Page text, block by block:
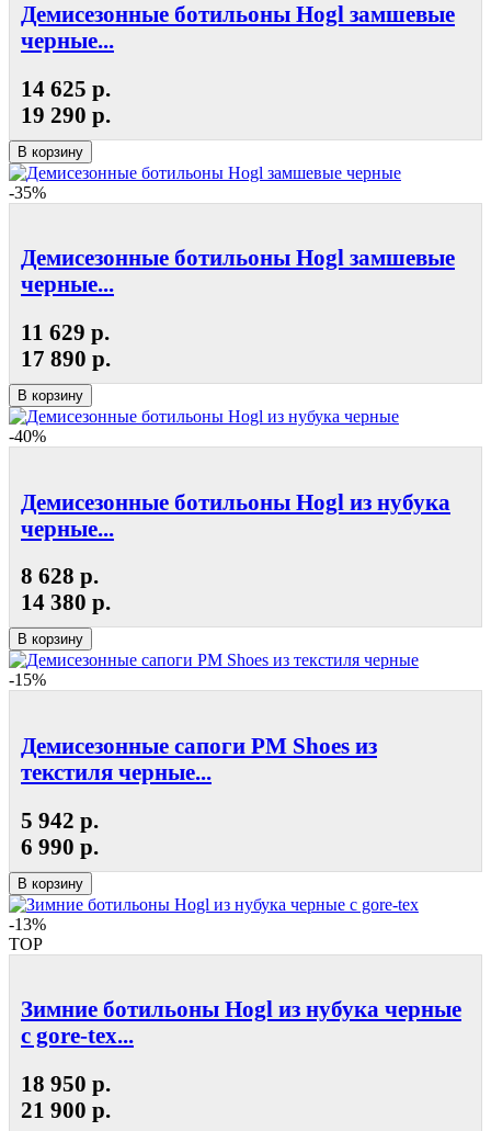
Демисезонные ботильоны Hogl замшевые
черные...
14 625 р.
19 290 р.
В корзину
-35%
Демисезонные ботильоны Hogl замшевые
черные...
11 629 р.
17 890 р.
В корзину
-40%
Демисезонные ботильоны Hogl из нубука
черные...
8 628 р.
14 380 р.
В корзину
-15%
Демисезонные сапоги РМ Shoes из
текстиля черные...
5 942 р.
6 990 р.
В корзину
-13%
TOP
Зимние ботильоны Hogl из нубука черные
с gore-tex...
18 950 р.
21 900 р.